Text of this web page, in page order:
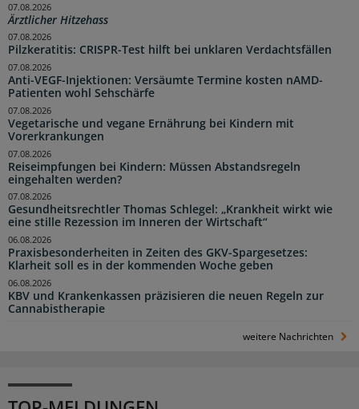
Ärztlicher Hitzehass
07.08.2026
Pilzkeratitis: CRISPR-Test hilft bei unklaren Verdachtsfällen
07.08.2026
Anti-VEGF-Injektionen: Versäumte Termine kosten nAMD-
Patienten wohl Sehschärfe
07.08.2026
Vegetarische und vegane Ernährung bei Kindern mit
Vorerkrankungen
07.08.2026
Reiseimpfungen bei Kindern: Müssen Abstandsregeln
eingehalten werden?
07.08.2026
Gesundheitsrechtler Thomas Schlegel: „Krankheit wirkt wie
eine stille Rezession im Inneren der Wirtschaft“
07.08.2026
Praxisbesonderheiten in Zeiten des GKV-Spargesetzes:
Klarheit soll es in der kommenden Woche geben
06.08.2026
KBV und Krankenkassen präzisieren die neuen Regeln zur
Cannabistherapie
06.08.2026
weitere Nachrichten